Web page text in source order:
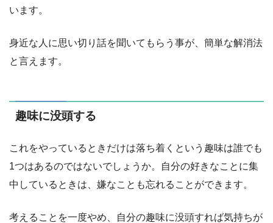
います。
身近な人に思い切り話を聞いてもらう事が、簡単な解消法
と言えます。
趣味に没頭する
これをやっているときだけは落ち着くという趣味は誰でも
1つはあるのではないでしょうか。自分の好きなことに集
中しているときは、嫌なことも忘れることができます。
考えることを一度やめ、自分の趣味に没頭すれば気持ちが